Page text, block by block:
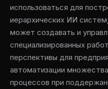
использоваться для
иерархических ИИ
может создавать и
специализированных
перспективы для
автоматизации
процессов при